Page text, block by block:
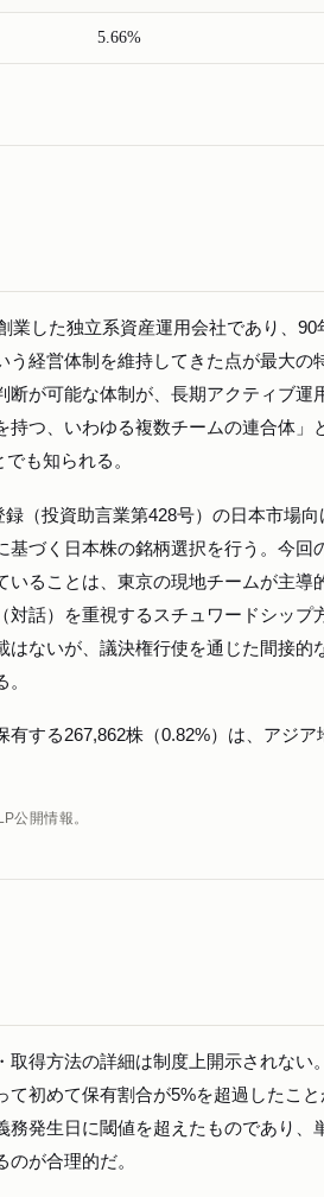
5.66%
業した独立系資産運用会社であり、90
う経営体制を維持してきた点が最大の
が可能な体制が、長期アクティブ運
つ、いわゆる複数チームの連合体」
も知られる。
（投資助言業第428号）の日本市場向
づく日本株の銘柄選択を行う。今回
いることは、東京の現地チームが主導
話）を重視するスチュワードシップ
ないが、議決権行使を通じた間接的
有する267,862株（0.82%）は、アジア
公開情報。
得方法の詳細は制度上開示されない
初めて保有割合が5%を超過したこ
務発生日に閾値を超えたものであり、
が合理的だ。